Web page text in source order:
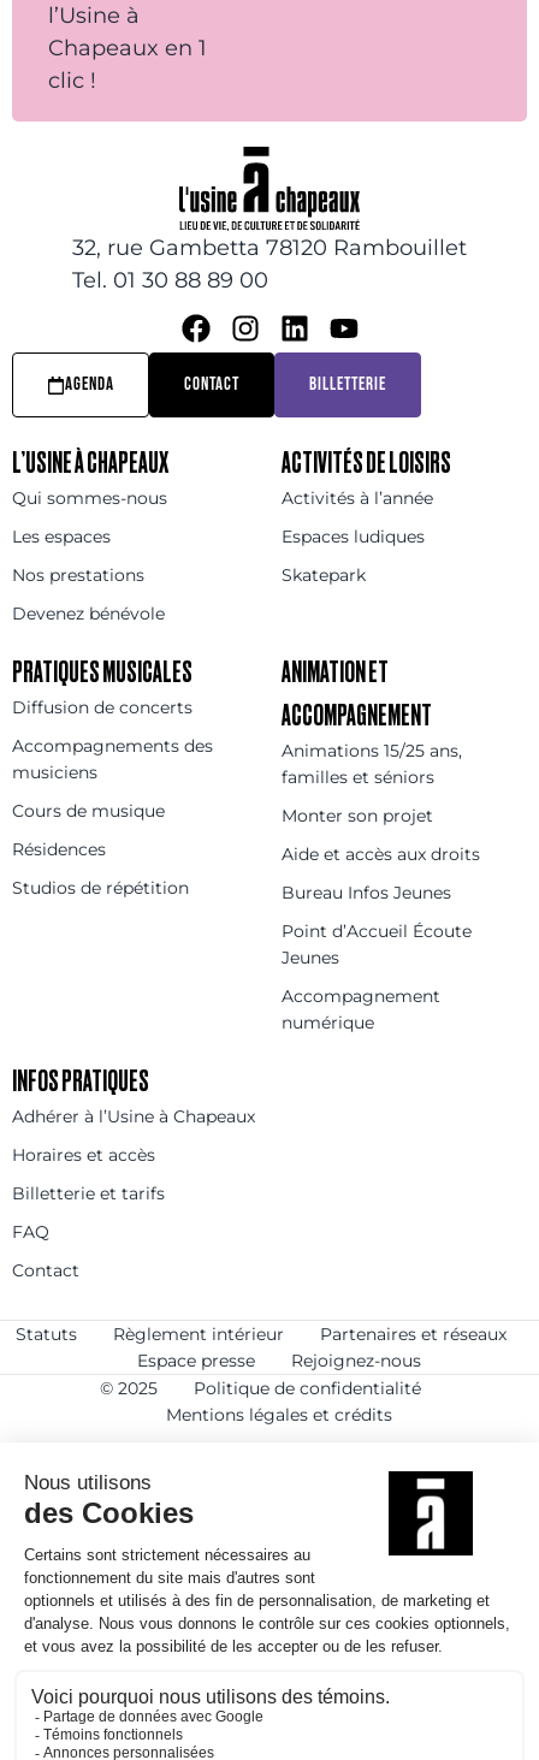
l’Usine à
Chapeaux en 1
clic !
32, rue Gambetta 78120 Rambouillet
Tel. 01 30 88 89 00
AGENDA CONTACT BILLETTERIE
L’USINE À CHAPEAUX
Qui sommes-nous
Les espaces
Nos prestations
Devenez bénévole
ACTIVITÉS DE LOISIRS
Activités à l’année
Espaces ludiques
Skatepark
PRATIQUES MUSICALES
Diffusion de concerts
Accompagnements des
musiciens
Cours de musique
Résidences
Studios de répétition
ANIMATION ET
ACCOMPAGNEMENT
Animations 15/25 ans,
familles et séniors
Monter son projet
Aide et accès aux droits
Bureau Infos Jeunes
Point d’Accueil Écoute
Jeunes
Accompagnement
numérique
INFOS PRATIQUES
Adhérer à l’Usine à Chapeaux
Horaires et accès
Billetterie et tarifs
FAQ
Contact
Statuts Règlement intérieur
Partenaires et réseaux
Espace presse
Rejoignez-nous
© 2025
Politique de confidentialité
Mentions légales et crédits